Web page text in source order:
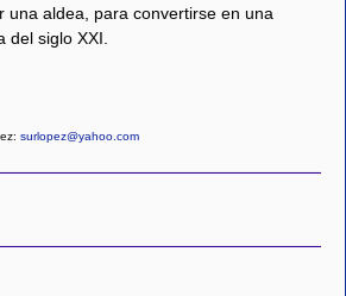
una aldea, para convertirse en una
del siglo XXI.
surlopez@yahoo.com